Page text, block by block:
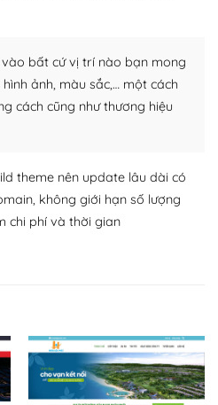
đảo, thư viện themes và
phù hợp cho mục đích
và themes
WordPress đều có thể dễ
đã cung cấp khoảng 60%
cho website WordPress
bất cứ vị trí nào bạn mong
ảnh, màu sắc,… một cách
cách cũng như thương hiệu
theme nên update lâu dài có
không giới hạn số lượng
chi phí và thời gian